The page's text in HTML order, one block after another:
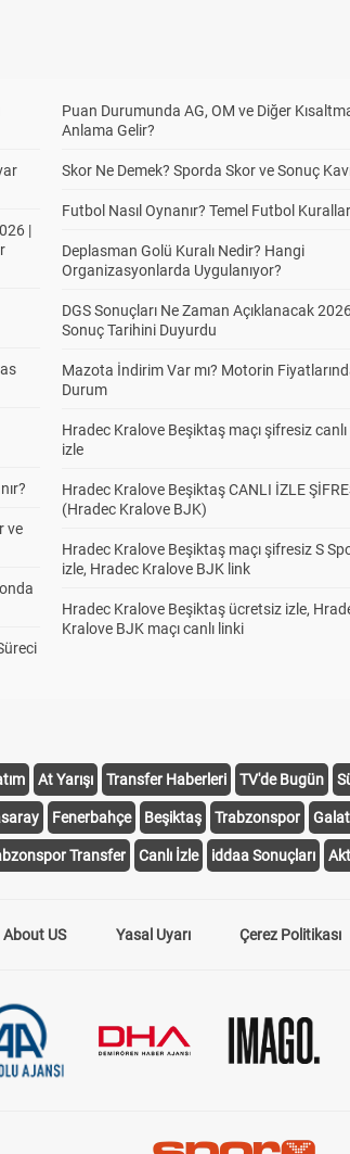
|
ve
Puan Durumunda AG, OM ve Diğer
Anlama Gelir?
Skor Ne Demek? Sporda Skor ve Sonuç
Futbol Nasıl Oynanır? Temel Futbol
Deplasman Golü Kuralı Nedir? Hangi
Organizasyonlarda Uygulanıyor?
DGS Sonuçları Ne Zaman Açıklanacak
Sonuç Tarihini Duyurdu
Mazota İndirim Var mı? Motorin
Durum
Hradec Kralove Beşiktaş maçı şifresiz canlı
izle
Hradec Kralove Beşiktaş CANLI İZLE
(Hradec Kralove BJK)
Hradec Kralove Beşiktaş maçı şifresiz S
izle, Hradec Kralove BJK link
Hradec Kralove Beşiktaş ücretsiz izle,
Kralove BJK maçı canlı linki
At Yarışı Transfer Haberleri TV'de Bugün
Fenerbahçe Beşiktaş Trabzonspor
Transfer Canlı İzle iddaa Sonuçları
About US Yasal Uyarı Çerez Politikası